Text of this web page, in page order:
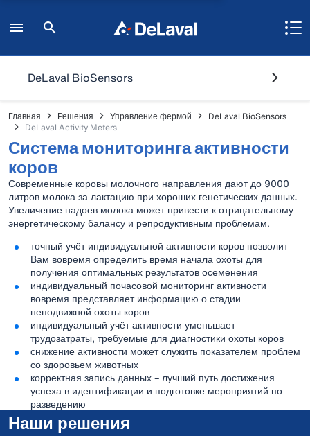
DeLaval BioSensors
Главная Решения Управление фермой
DeLaval BioSensors
DeLaval Activity Meters
Система мониторинга активности
коров
Современные коровы молочного направления дают до 9000
литров молока за лактацию при хороших генетических данных.
Увеличение надоев молока может привести к отрицательному
энергетическому балансу и репродуктивным проблемам.
точный учёт индивидуальной активности коров позволит
Вам вовремя определить время начала охоты для
получения оптимальных результатов осеменения
индивидуальный почасовой мониторинг активности
вовремя представляет информацию о стадии
неподвижной охоты коров
индивидуальный учёт активности уменьшает
трудозатраты, требуемые для диагностики охоты коров
снижение активности может служить показателем проблем
со здоровьем животных
корректная запись данных – лучший путь достижения
успеха в идентификации и подготовке мероприятий по
разведению
Наши решения